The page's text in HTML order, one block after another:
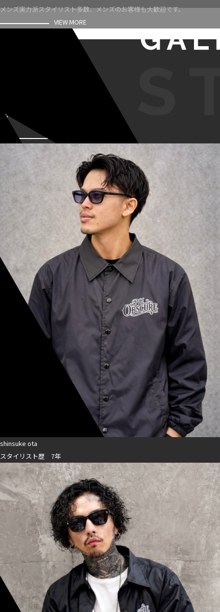
メンズ実力派スタイリスト多数、メンズのお客様も大歓迎です。
VIEW MORE
shinsuke ota
スタイリスト歴 7年